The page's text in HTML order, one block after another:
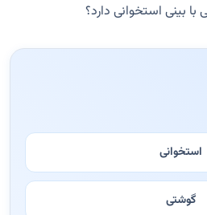
بینی استخوانی دارد؟
استخوانی
گوشتی